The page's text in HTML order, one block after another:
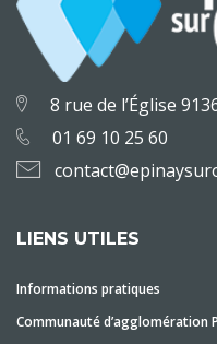
8 rue de l’Église
01 69 10 25 60
LIENS UTILES
Informations pratiques
Communauté d’agglomération